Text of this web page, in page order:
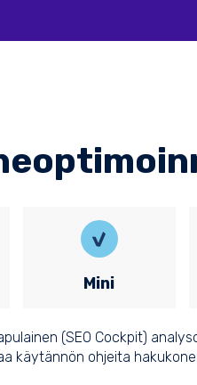
Mini
(SEO Cockpit)
käytännön ohjeita